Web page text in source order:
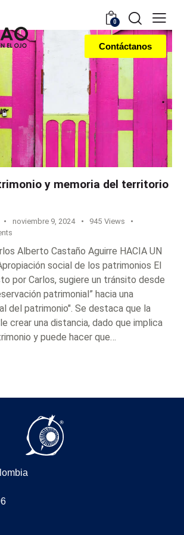
0
Contáctanos
y memoria del territorio
noviembre 9, 2024 945 Views
Alberto Castaño Aguirre HACIA UN
social de los patrimonios El
por Carlos, sugiere un tránsito desde
patrimonial” hacia una
del patrimonio". Se destaca que la
crear una distancia, dado que implica
y puede hacer que…